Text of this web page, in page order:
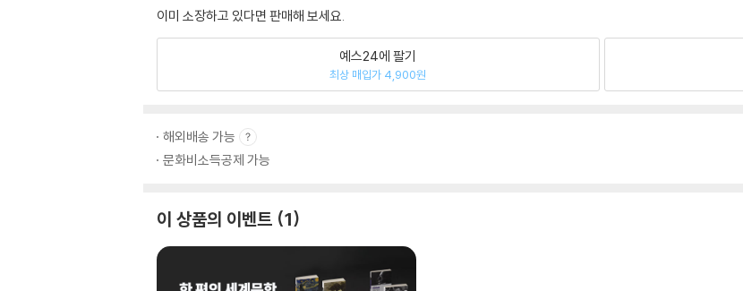
이미 소장하고 있다면 판매해 보세요.
예스24에 팔기
최상 매입가 4,900원
해외배송 가능
문화비소득공제 가능
이 상품의 이벤트 1